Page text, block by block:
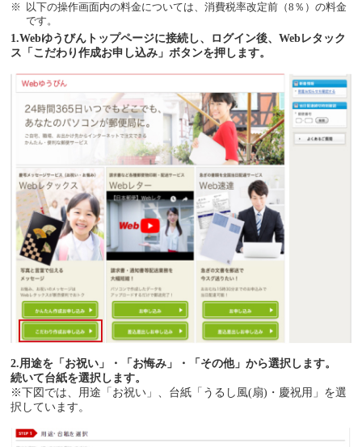
以下の操作画面内の料金については、消費税率改定前（8％）の料金
です。
1.Webゆうびんトップページに接続し、ログイン後、Webレタック
ス「こだわり作成お申し込み」ボタンを押します。
2.用途を「お祝い」・「お悔み」・「その他」から選択します。
続いて台紙を選択します。
※下図では、用途「お祝い」、台紙「うるし風(扇)・慶祝用」を選
択しています。